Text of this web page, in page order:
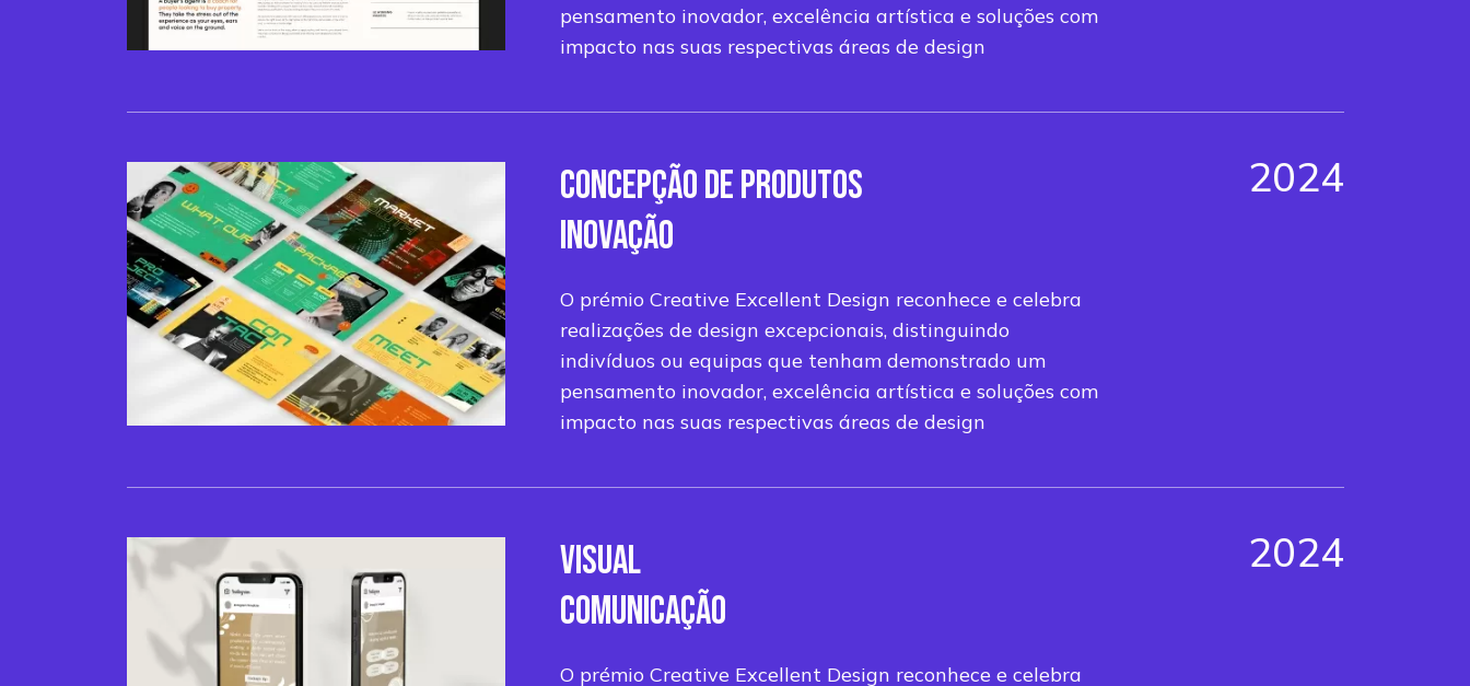
pensamento inovador, excelência artística e soluções com
impacto nas suas respectivas áreas de design
2024
CONCEPÇÃO DE PRODUTOS
INOVAÇÃO
O prémio Creative Excellent Design reconhece e celebra
realizações de design excepcionais, distinguindo
indivíduos ou equipas que tenham demonstrado um
pensamento inovador, excelência artística e soluções com
impacto nas suas respectivas áreas de design
2024
VISUAL
COMUNICAÇÃO
O prémio Creative Excellent Design reconhece e celebra